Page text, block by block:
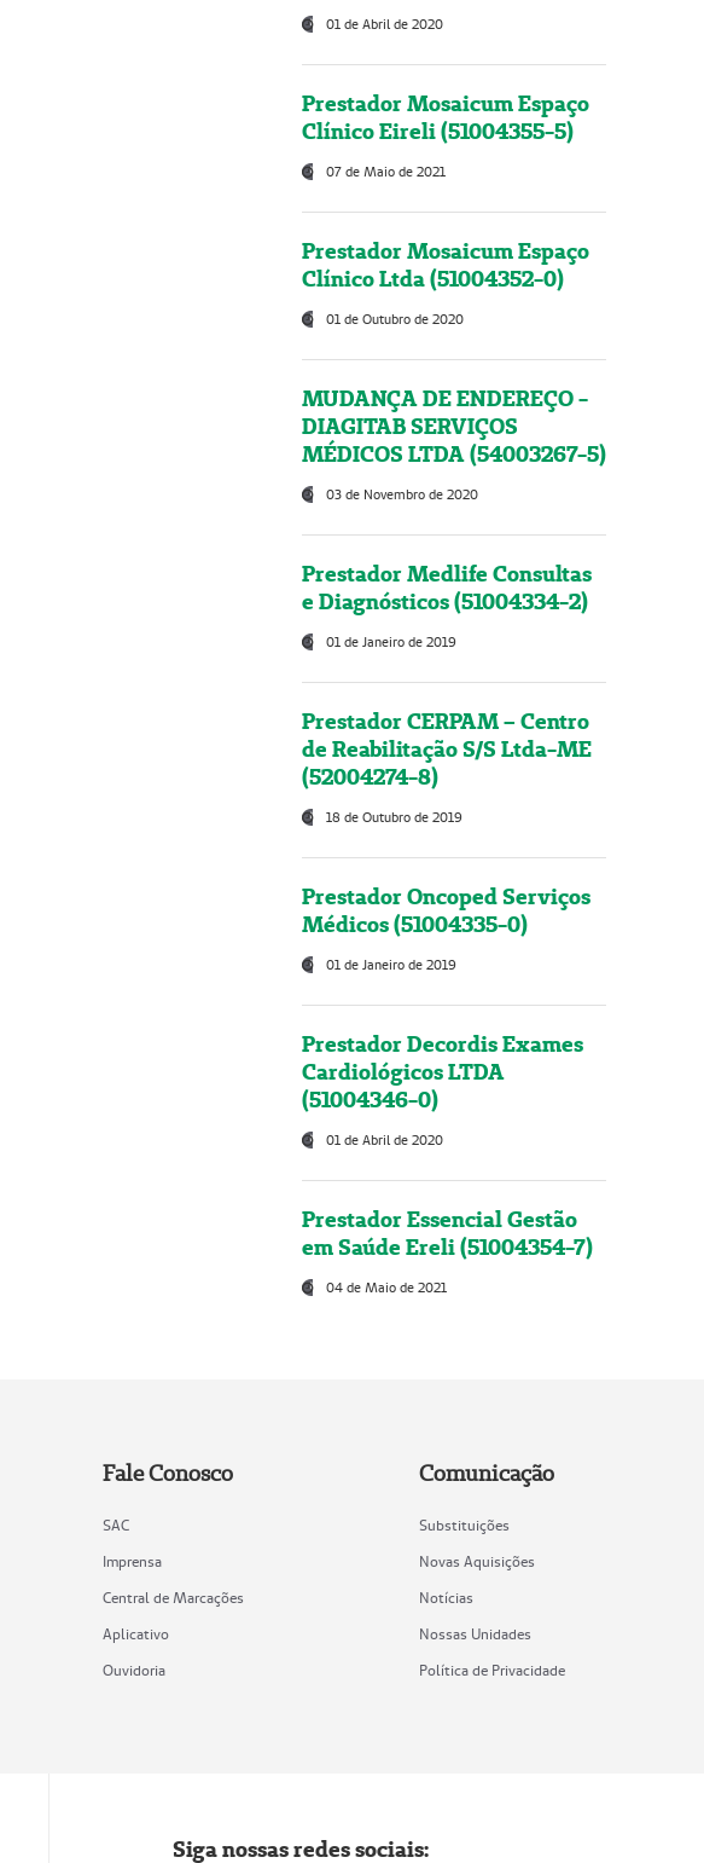
01 de Abril de 2020
Prestador Mosaicum Espaço
Clínico Eireli (51004355-5)
07 de Maio de 2021
Prestador Mosaicum Espaço
Clínico Ltda (51004352-0)
01 de Outubro de 2020
MUDANÇA DE ENDEREÇO -
DIAGITAB SERVIÇOS
MÉDICOS LTDA (54003267-5)
03 de Novembro de 2020
Prestador Medlife Consultas
e Diagnósticos (51004334-2)
01 de Janeiro de 2019
Prestador CERPAM – Centro
de Reabilitação S/S Ltda-ME
(52004274-8)
18 de Outubro de 2019
Prestador Oncoped Serviços
Médicos (51004335-0)
01 de Janeiro de 2019
Prestador Decordis Exames
Cardiológicos LTDA
(51004346-0)
01 de Abril de 2020
Prestador Essencial Gestão
em Saúde Ereli (51004354-7)
04 de Maio de 2021
Fale Conosco
SAC
Imprensa
Central de Marcações
Aplicativo
Ouvidoria
Comunicação
Substituições
Novas Aquisições
Notícias
Nossas Unidades
Política de Privacidade
Siga nossas redes sociais: